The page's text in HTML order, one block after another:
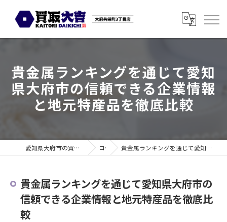
貴金属ランキングを通じて愛知
県大府市の信頼できる企業情報
と地元特産品を徹底比較
愛知県大府市の買取なら買取大吉 大府共栄町3丁目店 コラム 貴金属ランキングを通じて愛知県大府市の信頼できる企業情報と地元特産品を徹底比較
貴金属ランキングを通じて愛知県大府市の
信頼できる企業情報と地元特産品を徹底比
較